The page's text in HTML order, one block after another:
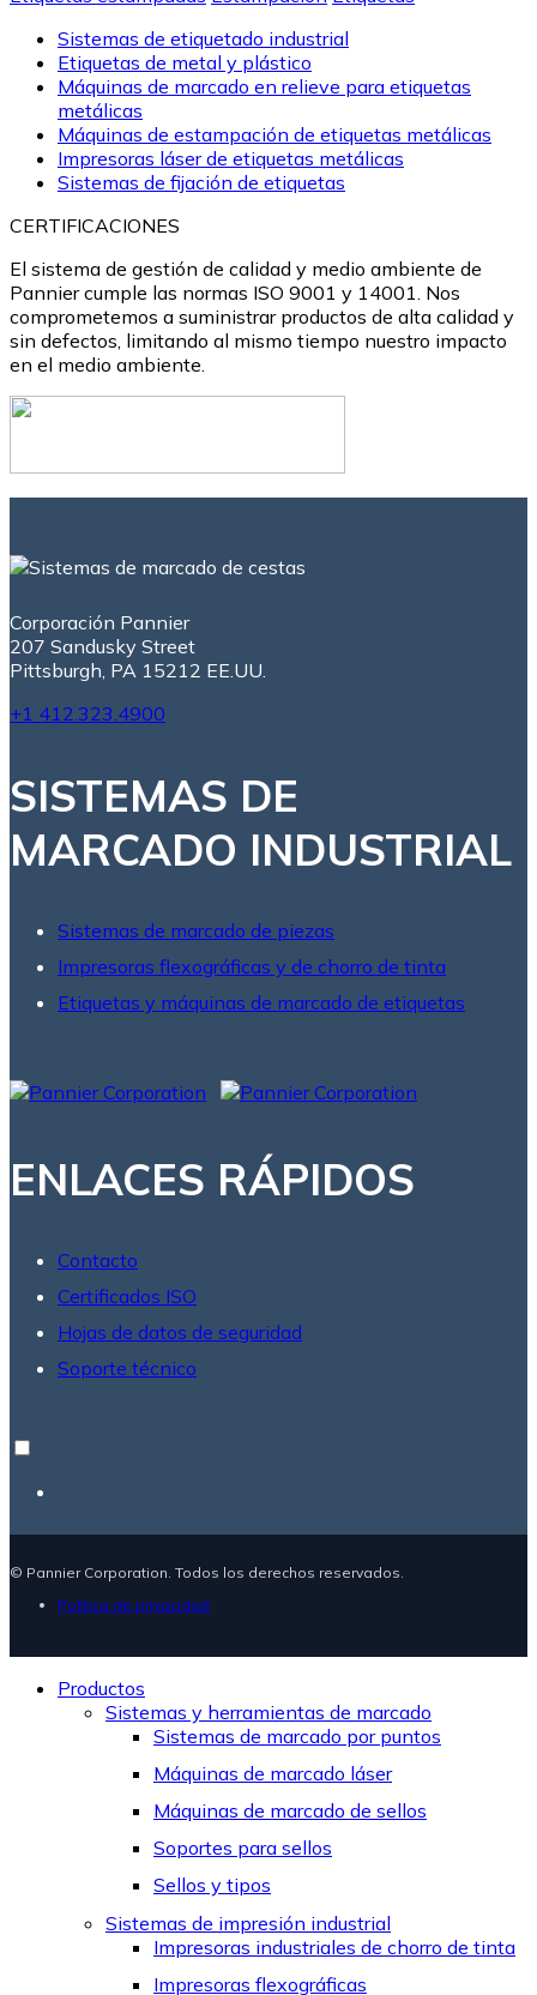
Sistemas de etiquetado industrial
Etiquetas de metal y plástico
Máquinas de marcado en relieve para etiquetas
metálicas
Máquinas de estampación de etiquetas metálicas
Impresoras láser de etiquetas metálicas
Sistemas de fijación de etiquetas
CERTIFICACIONES
El sistema de gestión de calidad y medio ambiente de
Pannier cumple las normas ISO 9001 y 14001. Nos
comprometemos a suministrar productos de alta calidad y
sin defectos, limitando al mismo tiempo nuestro impacto
en el medio ambiente.
Corporación Pannier
207 Sandusky Street
Pittsburgh, PA 15212 EE.UU.
+1 412.323.4900
SISTEMAS DE
MARCADO INDUSTRIAL
Sistemas de marcado de piezas
Impresoras flexográficas y de chorro de tinta
Etiquetas y máquinas de marcado de etiquetas
ENLACES RÁPIDOS
Contacto
Certificados ISO
Hojas de datos de seguridad
Soporte técnico
© Pannier Corporation. Todos los derechos reservados.
Política de privacidad
Productos
Sistemas y herramientas de marcado
Sistemas de marcado por puntos
Máquinas de marcado láser
Máquinas de marcado de sellos
Soportes para sellos
Sellos y tipos
Sistemas de impresión industrial
Impresoras industriales de chorro de tinta
Impresoras flexográficas